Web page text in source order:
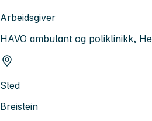
Arbeidsgiver
HAVO ambulant og poliklinikk,
Sted
Breistein